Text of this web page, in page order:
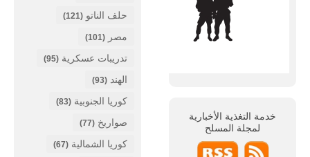
خدمة التغذية الأخبارية
لمجلة المسلح
حلف الناتو (121)
مصر (101)
تدريبات عسكرية (95)
الهند (93)
كوريا الجنوبية (83)
صواريخ (77)
كوريا الشمالية (67)